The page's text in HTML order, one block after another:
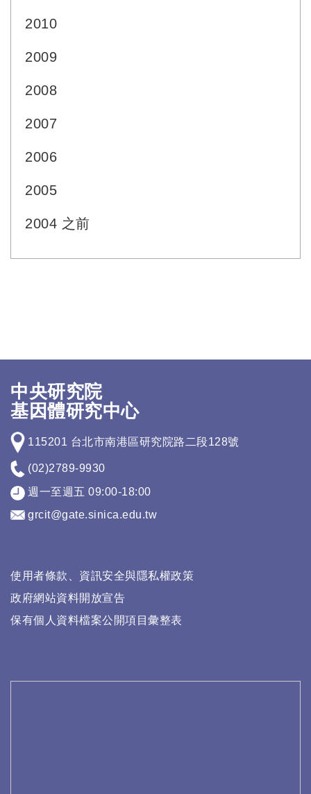
2010
2009
2008
2007
2006
2005
2004 之前
中央研究院
基因體研究中心
115201 台北市南港區研究院路二段128號
(02)2789-9930
週一至週五 09:00-18:00
grcit@gate.sinica.edu.tw
使用者條款、資訊安全與隱私權政策
政府網站資料開放宣告
保有個人資料檔案公開項目彙整表